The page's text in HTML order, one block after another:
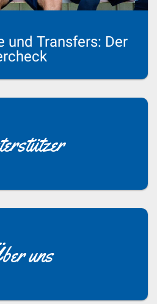
und Transfers: Der
uns